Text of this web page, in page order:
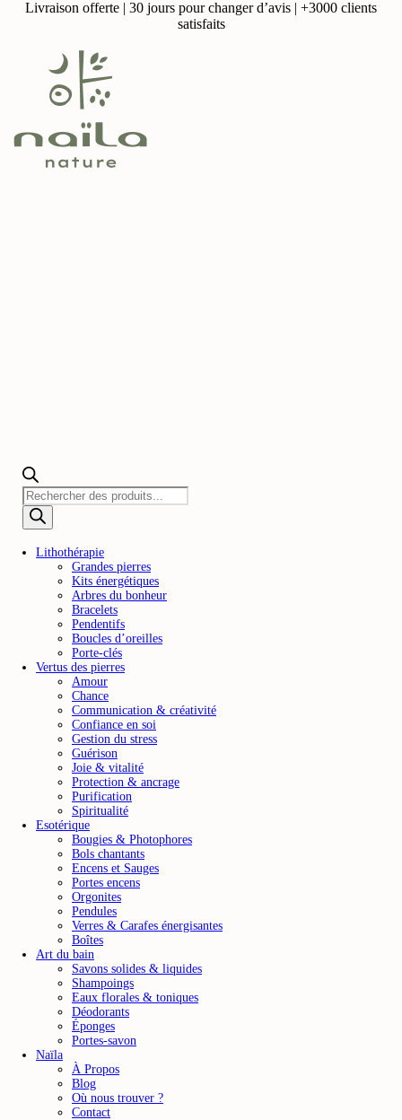
Livraison offerte | 30 jours pour changer d’avis | +3000 clients
satisfaits
Recherche
de
produits
Lithothérapie
Grandes pierres
Kits énergétiques
Arbres du bonheur
Bracelets
Pendentifs
Boucles d’oreilles
Porte-clés
Vertus des pierres
Amour
Chance
Communication & créativité
Confiance en soi
Gestion du stress
Guérison
Joie & vitalité
Protection & ancrage
Purification
Spiritualité
Esotérique
Bougies & Photophores
Bols chantants
Encens et Sauges
Portes encens
Orgonites
Pendules
Verres & Carafes énergisantes
Boîtes
Art du bain
Savons solides & liquides
Shampoings
Eaux florales & toniques
Déodorants
Éponges
Portes-savon
Naïla
À Propos
Blog
Où nous trouver ?
Contact